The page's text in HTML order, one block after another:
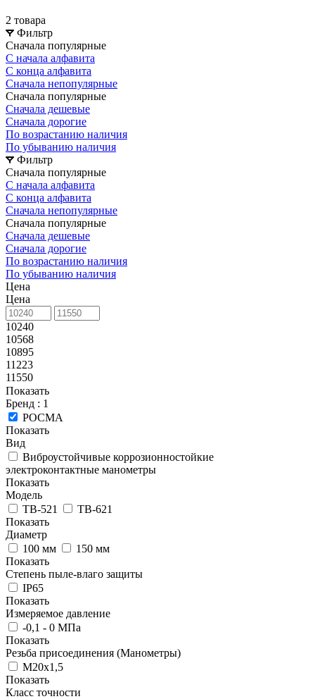
2 товара
Фильтр
Сначала популярные
С начала алфавита
С конца алфавита
Сначала непопулярные
Сначала популярные
Сначала дешевые
Сначала дорогие
По возрастанию наличия
По убыванию наличия
Фильтр
Сначала популярные
С начала алфавита
С конца алфавита
Сначала непопулярные
Сначала популярные
Сначала дешевые
Сначала дорогие
По возрастанию наличия
По убыванию наличия
Цена
Цена
10240
10568
10895
11223
11550
Показать
Бренд : 1
РОСМА
Показать
Вид
Виброустойчивые коррозионностойкие
электроконтактные манометры
Показать
Модель
ТВ-521
ТВ-621
Показать
Диаметр
100 мм
150 мм
Показать
Степень пыле-влаго защиты
IP65
Показать
Измеряемое давление
-0,1 - 0 МПа
Показать
Резьба присоединения (Манометры)
М20х1,5
Показать
Класс точности